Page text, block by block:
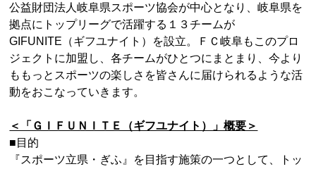
公益財団法人岐阜県スポーツ協会が中心となり、岐阜県を
拠点にトップリーグで活躍する１３チームが
GIFUNITE（ギフユナイト）を設立。ＦＣ岐阜もこのプロ
ジェクトに加盟し、各チームがひとつにまとまり、今より
ももっとスポーツの楽しさを皆さんに届けられるような活
動をおこなっていきます。
＜「ＧＩＦＵＮＩＴＥ（ギフユナイト）」概要＞
■目的
『スポーツ立県・ぎふ』を目指す施策の一つとして、トッ